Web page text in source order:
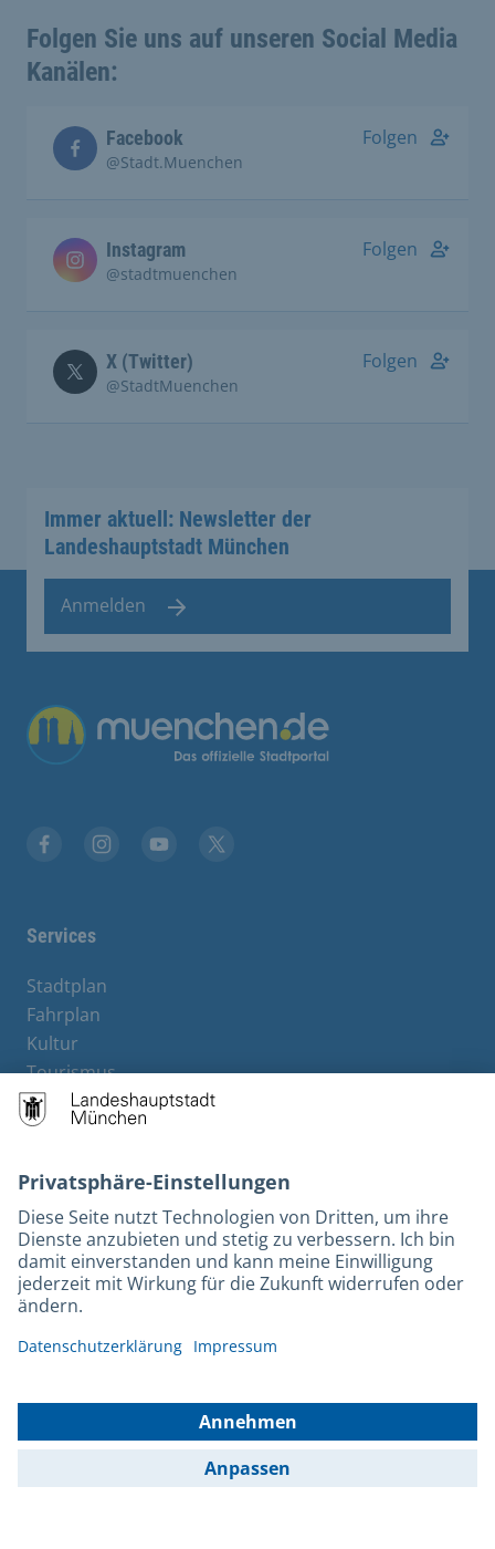
Folgen Sie uns auf unseren Social Media
Kanälen:
Facebook
@Stadt.Muenchen
Folgen
Instagram
@stadtmuenchen
Folgen
X (Twitter)
@StadtMuenchen
Folgen
Immer aktuell: Newsletter der
Landeshauptstadt München
Anmelden
Services
Stadtplan
Fahrplan
Kultur
Tourismus
M-Strom
Bürgerservice
Kontakt
Barrierefreiheit
Leichte Sprache
Gebärdensprache
Kontakt